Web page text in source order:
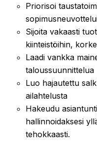
Priorisoi
Sijoita vakaasti
kiinteistöihin,
Laadi vankka
taloussuunnittelua
Luo hajautettu
ailahtelusta
Hakeudu
hallinnoidaksesi
tehokkaasti.